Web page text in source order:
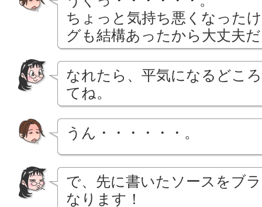
ちょっと気持ち悪くなった
グも結構あったから大丈夫
なれたら、平気になるどこ
てね。
うん・・・・・・。
で、先に書いたソースをブ
なります！